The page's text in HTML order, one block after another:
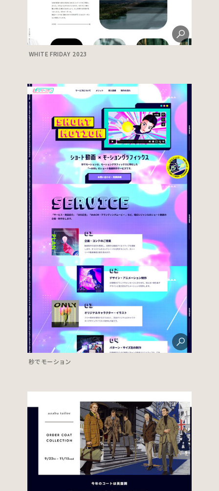
WHITE FRIDAY 2023
秒でモーション